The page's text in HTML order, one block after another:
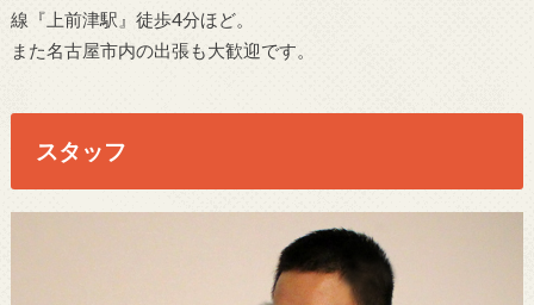
線『上前津駅』徒歩4分ほど。
また名古屋市内の出張も大歓迎です。
スタッフ